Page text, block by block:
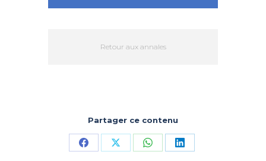
Retour aux annales
Partager ce contenu
PartagerPartagerPartagerPartager